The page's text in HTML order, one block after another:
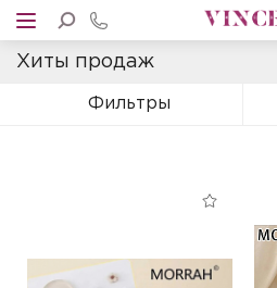
Хиты продаж
Фильтры